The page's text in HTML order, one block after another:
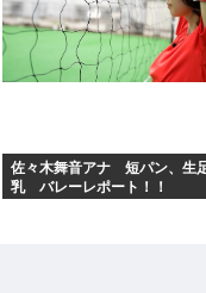
佐々木舞音アナ 短パン、生
乳 バレーレポート！！